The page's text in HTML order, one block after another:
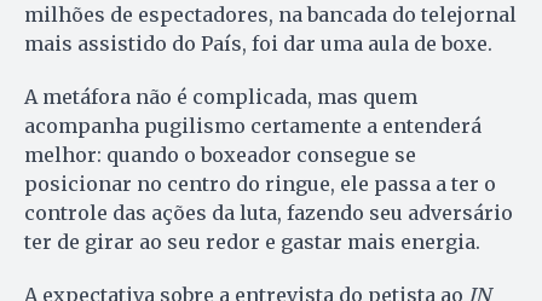
milhões de espectadores, na bancada do telejornal
mais assistido do País, foi dar uma aula de boxe.
A metáfora não é complicada, mas quem
acompanha pugilismo certamente a entenderá
melhor: quando o boxeador consegue se
posicionar no centro do ringue, ele passa a ter o
controle das ações da luta, fazendo seu adversário
ter de girar ao seu redor e gastar mais energia.
A expectativa sobre a entrevista do petista ao JN